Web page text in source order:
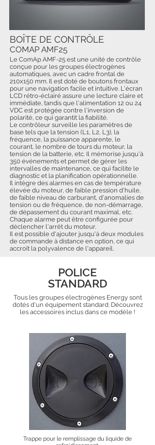
Le ComAp AMF-25 est une unité de contrôle
conçue pour les groupes électrogènes
automatiques, avec un cadre frontal de
210x150 mm. Il est doté de boutons frontaux
pour une navigation facile et intuitive. L'écran
LCD rétro-éclairé assure une lecture claire et
immédiate, tandis que l'alimentation 12 ou 24
VDC est protégée contre l'inversion de
polarité, ce qui garantit la fiabilité.
Le contrôleur surveille les paramètres de
base tels que la tension (L1, L2, L3), la
fréquence, la puissance apparente, le
courant, le nombre de tours du moteur, la
tension de la batterie, etc. Il mémorise jusqu'à
350 événements et permet de gérer les
intervalles de maintenance, ce qui facilite le
diagnostic et la planification opérationnelle.
Il intègre des alarmes en cas de température
élevée du moteur, de faible pression d'huile,
de faible niveau de carburant, d'anomalies de
tension ou de fréquence, de non-démarrage,
de dépassement du courant maximal, etc.
Chaque alarme peut être configurée pour
déclencher l'arrêt du moteur.
Il est possible d'ajouter jusqu'à deux modules
de commande à distance en option, ce qui
accroît la polyvalence de l'appareil.
BOÎTE DE CONTRÔLE
COMAP AMF25
POLICE
STANDARD
Tous les groupes électrogènes Energy sont
dotés d'un équipement standard. Découvrez
les accessoires inclus dans ce modèle !
Trappe pour le remplissage du liquide de